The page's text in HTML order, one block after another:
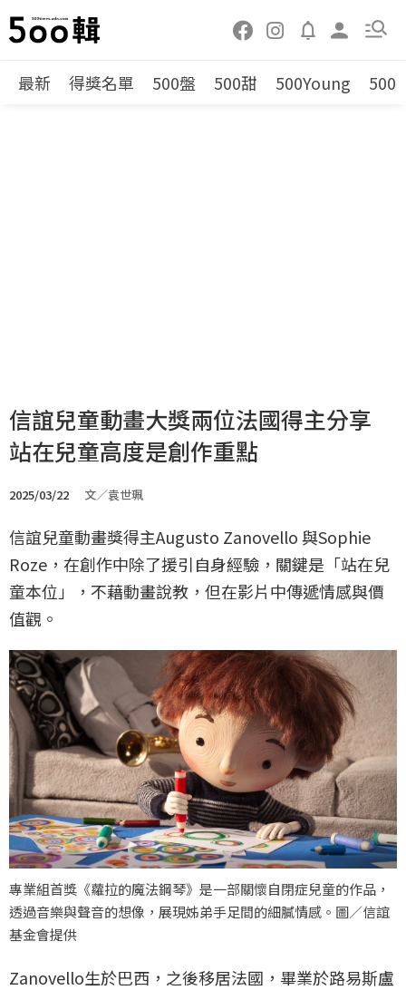
最新 得獎名單 500盤 500甜 500Young 500
信誼兒童動畫大獎兩位法國得主分享
站在兒童高度是創作重點
2025/03/22 文／袁世珮
信誼兒童動畫獎得主Augusto Zanovello 與Sophie
Roze，在創作中除了援引自身經驗，關鍵是「站在兒
童本位」，不藉動畫說教，但在影片中傳遞情感與價
值觀。
專業組首獎《蘿拉的魔法鋼琴》是一部關懷自閉症兒童的作品，
透過音樂與聲音的想像，展現姊弟手足間的細膩情感。圖／信誼
基金會提供
Zanovello生於巴西，之後移居法國，畢業於路易斯盧